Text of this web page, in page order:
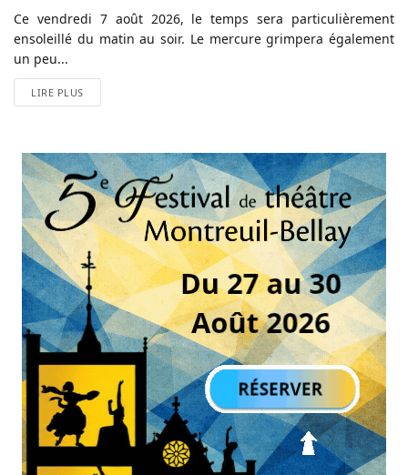
Ce vendredi 7 août 2026, le temps sera particulièrement
ensoleillé du matin au soir. Le mercure grimpera également
un peu...
LIRE PLUS